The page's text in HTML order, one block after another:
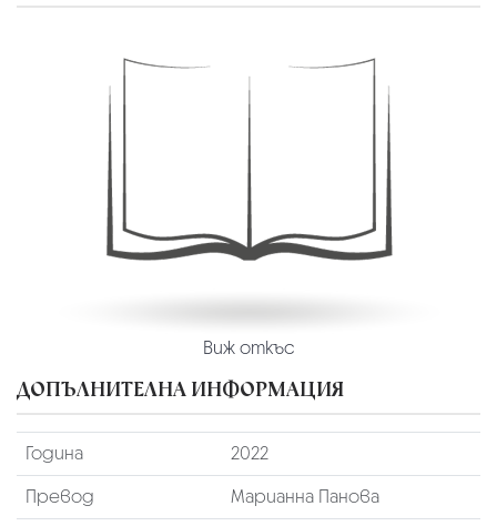
Виж откъс
ДОПЪЛНИТЕЛНА ИНФОРМАЦИЯ
Година
2022
Превод
Марианна Панова